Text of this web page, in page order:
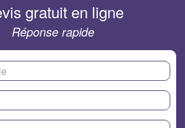
gratuit en ligne
Réponse rapide